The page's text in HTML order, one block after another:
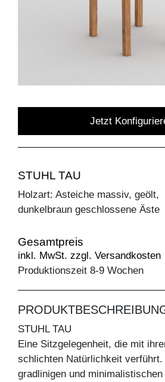
Jetzt
STUHL TAU
Holzart: Asteiche massiv, geölt,
dunkelbraun geschlossene Äste
Gesamtpreis
inkl. MwSt. zzgl. Versandkosten
Produktionszeit 8-9 Wochen
STUHL TAU
Eine Sitzgelegenheit, die mit
schlichten Natürlichkeit verführt.
gradlinigen und